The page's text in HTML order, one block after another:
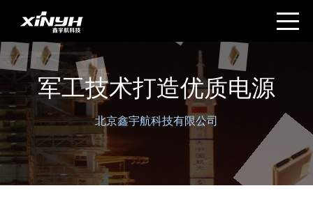
军工技术打造优质电源
北京鑫宇航科技有限公司